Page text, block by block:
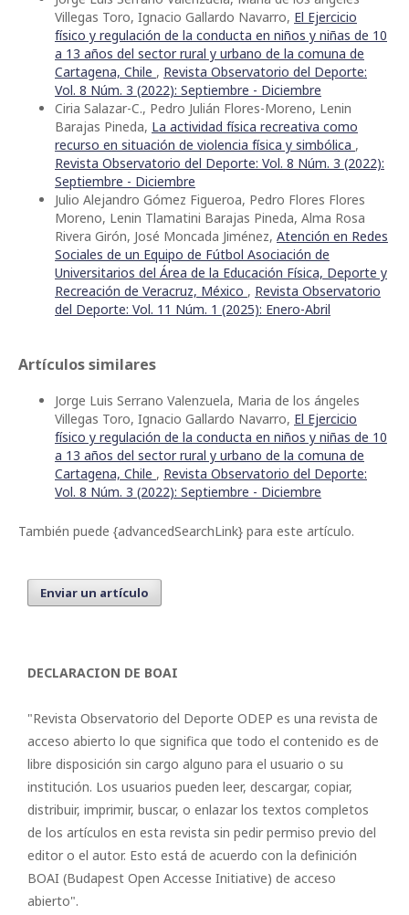
Villegas Toro, Ignacio Gallardo Navarro, El Ejercicio
físico y regulación de la conducta en niños y niñas de 10
a 13 años del sector rural y urbano de la comuna de
Cartagena, Chile , Revista Observatorio del Deporte:
Vol. 8 Núm. 3 (2022): Septiembre - Diciembre
Ciria Salazar-C., Pedro Julián Flores-Moreno, Lenin
Barajas Pineda, La actividad física recreativa como
recurso en situación de violencia física y simbólica ,
Revista Observatorio del Deporte: Vol. 8 Núm. 3 (2022):
Septiembre - Diciembre
Julio Alejandro Gómez Figueroa, Pedro Flores Flores
Moreno, Lenin Tlamatini Barajas Pineda, Alma Rosa
Rivera Girón, José Moncada Jiménez, Atención en Redes
Sociales de un Equipo de Fútbol Asociación de
Universitarios del Área de la Educación Física, Deporte y
Recreación de Veracruz, México , Revista Observatorio
del Deporte: Vol. 11 Núm. 1 (2025): Enero-Abril
Artículos similares
Jorge Luis Serrano Valenzuela, Maria de los ángeles
Villegas Toro, Ignacio Gallardo Navarro, El Ejercicio
físico y regulación de la conducta en niños y niñas de 10
a 13 años del sector rural y urbano de la comuna de
Cartagena, Chile , Revista Observatorio del Deporte:
Vol. 8 Núm. 3 (2022): Septiembre - Diciembre
También puede {advancedSearchLink} para este artículo.
Enviar un artículo
DECLARACION DE BOAI
"Revista Observatorio del Deporte ODEP es una revista de
acceso abierto lo que significa que todo el contenido es de
libre disposición sin cargo alguno para el usuario o su
institución. Los usuarios pueden leer, descargar, copiar,
distribuir, imprimir, buscar, o enlazar los textos completos
de los artículos en esta revista sin pedir permiso previo del
editor o el autor. Esto está de acuerdo con la definición
BOAI (Budapest Open Accesse Initiative) de acceso
abierto".